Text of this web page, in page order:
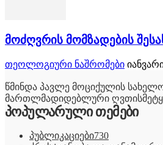
მოძღვრის მომზადების
თეოლოგიური ნაშრომები
წმინდა პავლე მოციქულის
მართლმადიდებლური
პოპულარული თემები
პუბლიკაციები730